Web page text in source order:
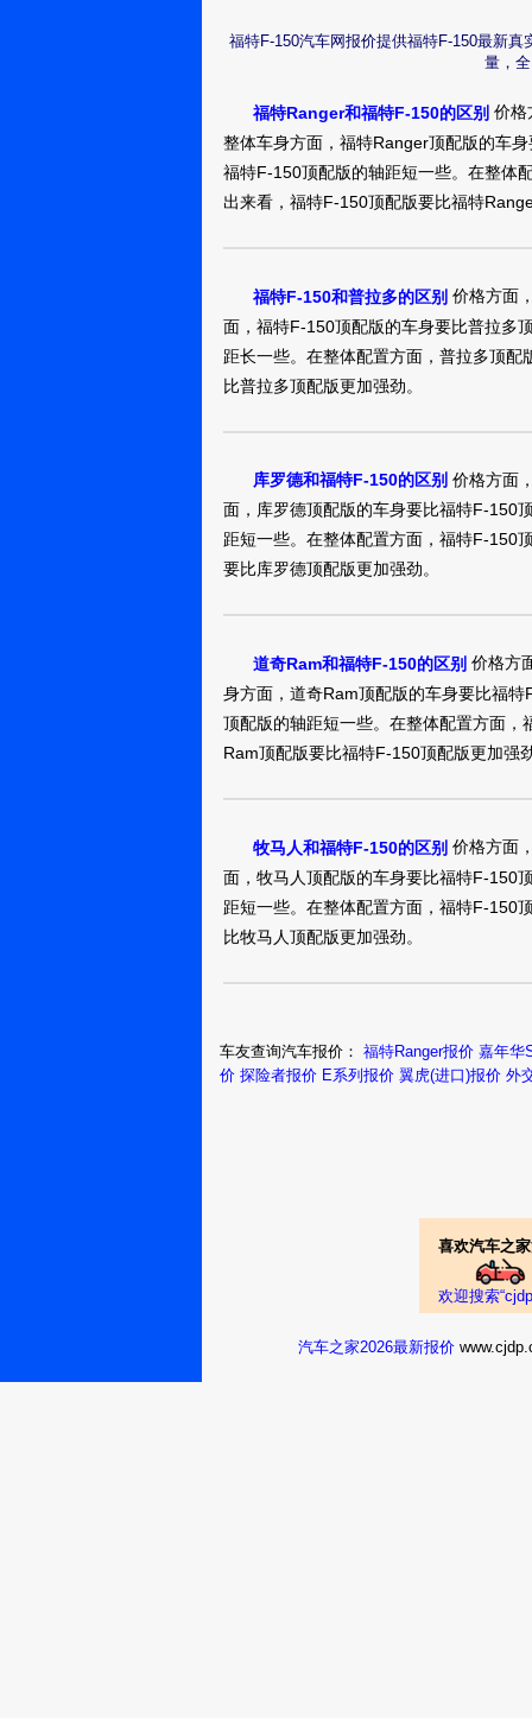
福特F-150汽车网报价提供福特F-150最新
量，
福特Ranger和福特F-150的区别 价格
整体车身方面，福特Ranger顶配版的车
福特F-150顶配版的轴距短一些。在整体
出来看，福特F-150顶配版要比福特
福特F-150和普拉多的区别 价格方面
面，福特F-150顶配版的车身要比普拉多
距长一些。在整体配置方面，普拉多顶
比普拉多顶配版更加强劲。
库罗德和福特F-150的区别 价格方面
面，库罗德顶配版的车身要比福特F-150
距短一些。在整体配置方面，福特F-150
要比库罗德顶配版更加强劲。
道奇Ram和福特F-150的区别 价格方
身方面，道奇Ram顶配版的车身要比福
顶配版的轴距短一些。在整体配置方面
Ram顶配版要比福特F-150顶配版更加强
牧马人和福特F-150的区别 价格方面
面，牧马人顶配版的车身要比福特F-150
距短一些。在整体配置方面，福特F-150
比牧马人顶配版更加强劲。
车友查询汽车报价： 福特Ranger报价 嘉年华
价 探险者报价 E系列报价 翼虎(进口)报价 外
喜欢汽车之
欢迎搜索
汽车之家2026最新报价